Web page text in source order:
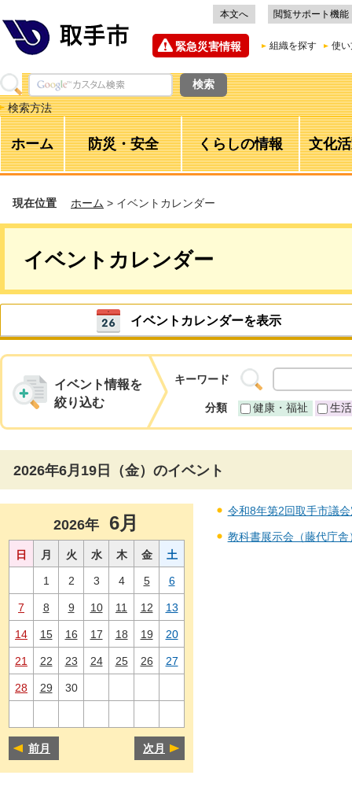
本文へ 閲覧サポート機能
緊急災害情報 組織を探す 使
検索方法
ホーム 防災・安全 くらしの情報 文化
現在位置 ホーム > イベントカレンダー
イベントカレンダー
イベントカレンダーを表示
イベント情報を
絞り込む
キーワード
分類 健康・福祉 生活
2026年6月19日（金）のイベント
2026年 6月
日 月 火 水 木 金 土
1 2 3 4 5 6
7 8 9 10 11 12 13
14 15 16 17 18 19 20
21 22 23 24 25 26 27
28 29 30
前月 次月
令和8年第2回取手市議
教科書展示会（藤代庁